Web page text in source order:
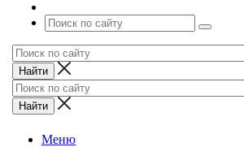
Меню